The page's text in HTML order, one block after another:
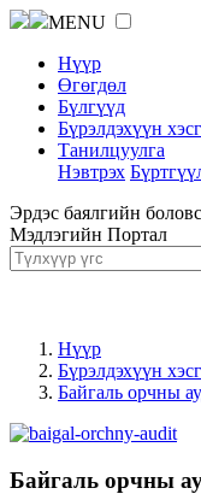
MENU
Нүүр
Өгөгдөл
Бүлгүүд
Бүрэлдэхүүн
Танилцуулга
Нэвтрэх
Эрдэс баялгийн
Мэдлэгийн Портал
Нүүр
Бүрэлдэхүүн
Байгаль орчны
Байгаль орчны